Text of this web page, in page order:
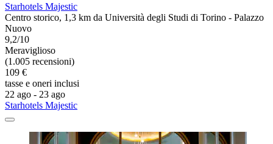
Starhotels Majestic
Centro storico, 1,3 km da Università degli Studi di Torino - Palazzo
Nuovo
9,2/10
Meraviglioso
(1.005 recensioni)
109 €
tasse e oneri inclusi
22 ago - 23 ago
Starhotels Majestic